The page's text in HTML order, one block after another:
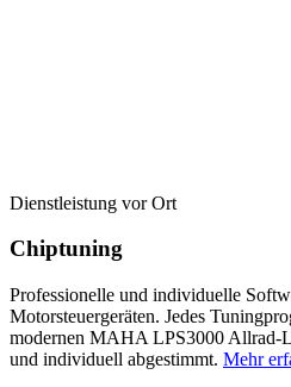
Dienstleistung vor Ort
Chiptuning
Professionelle und individuelle
Motorsteuergeräten. Jedes
modernen MAHA LPS3000 Allrad-
und individuell abgestimmt. Mehr